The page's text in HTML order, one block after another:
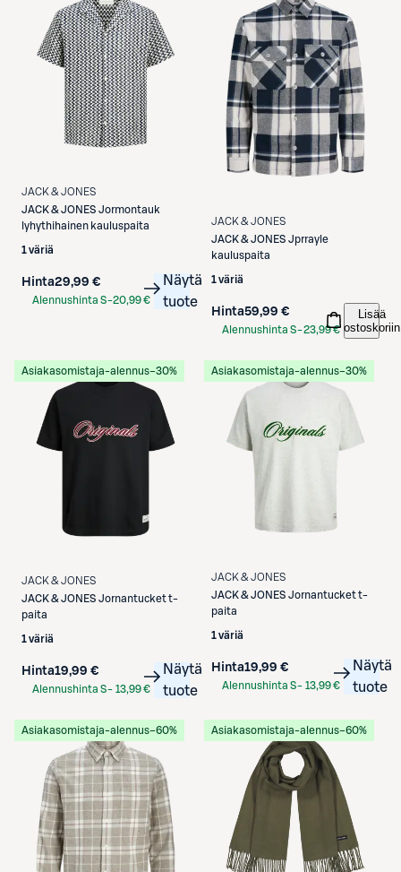
JACK & JONES
JACK & JONES Jormontauk
lyhythihainen kauluspaita
1 väriä
Hinta29,99 €
Alennushinta S-20,99 €
Näytä
tuote
JACK & JONES
JACK & JONES Jprrayle
kauluspaita
1 väriä
Hinta59,99 €
Alennushinta S-23,99 €
Lisää
ostoskoriin
Asiakasomistaja-alennus−30%
JACK & JONES
JACK & JONES Jornantucket t-
paita
1 väriä
Hinta19,99 €
Alennushinta S- 13,99 €
Näytä
tuote
Asiakasomistaja-alennus−30%
JACK & JONES
JACK & JONES Jornantucket t-
paita
1 väriä
Hinta19,99 €
Alennushinta S- 13,99 €
Näytä
tuote
Asiakasomistaja-alennus−60% Asiakasomistaja-alennus−60%